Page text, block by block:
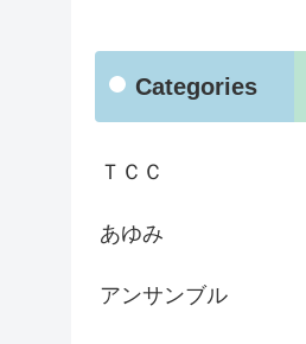
Categories
ＴＣＣ
あゆみ
アンサンブル